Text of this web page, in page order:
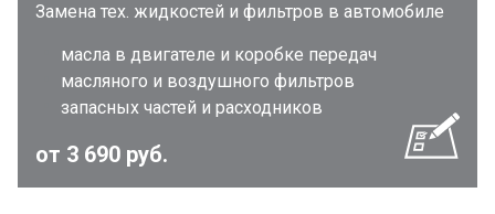
Замена тех. жидкостей и фильтров в автомобиле
масла в двигателе и коробке передач
масляного и воздушного фильтров
запасных частей и расходников
от 3 690 руб.